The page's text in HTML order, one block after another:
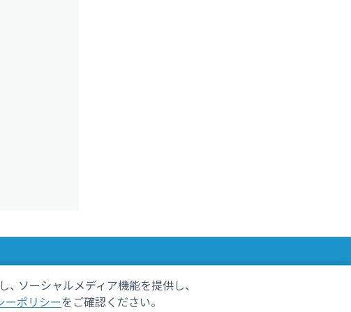
ソーシャルメディア機能を提供し、
ーポリシーをご確認ください。
しずおかごはんが食べたい！